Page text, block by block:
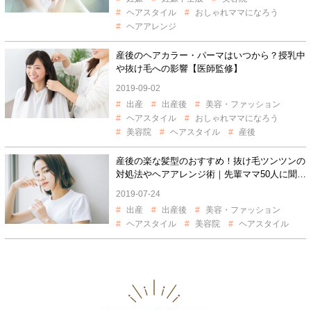
ヘアスタイル
おしゃれママになろう
ヘアアレンジ
産後のヘアカラー・パーマはいつから？授乳中
や抜け毛への影響【医師監修】
2019-09-02
出産
出産後
美容・ファッション
ヘアスタイル
おしゃれママになろう
美容院
ヘアスタイル 産後
産後の楽な髪型のおすすめ！抜け毛ツンツンの
対処法やヘアアレンジ術｜先輩ママ50人に聞き
2019-07-24
出産
出産後
美容・ファッション
ヘアスタイル
美容院 ヘアスタイル